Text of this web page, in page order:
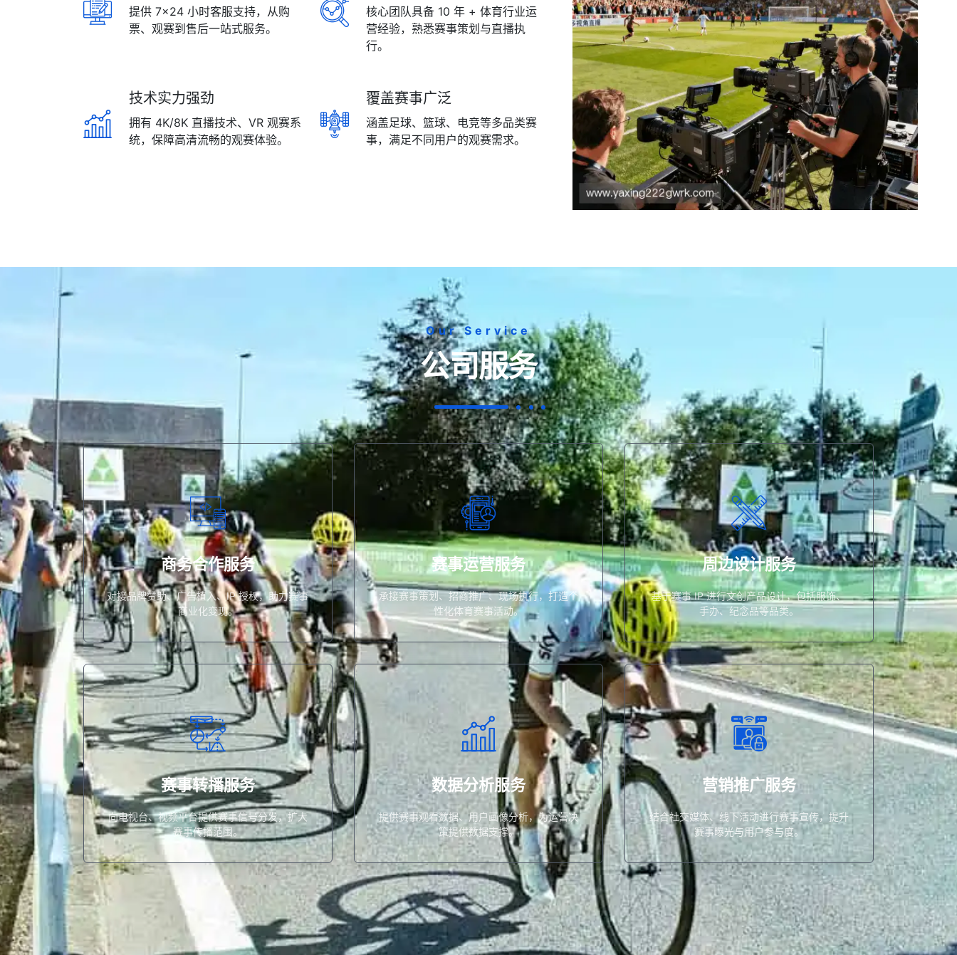
提供 7×24 小时客服支持，从购
票、观赛到售后一站式服务。
核心团队具备 10 年 + 体育行业运
营经验，熟悉赛事策划与直播执
行。
技术实力强劲
拥有 4K/8K 直播技术、VR 观赛系
统，保障高清流畅的观赛体验。
覆盖赛事广泛
涵盖足球、篮球、电竞等多品类赛
事，满足不同用户的观赛需求。
Our Service
公司服务
商务合作服务
对接品牌赞助、广告植入、IP 授权，助力赛事
商业化变现。
商务合作服务
对接品牌赞助、广告植入、IP 授权，助力赛事
商业化变现。
赛事运营服务
承接赛事策划、招商推广、现场执行，打造个
性化体育赛事活动。
赛事运营服务
承接赛事策划、招商推广、现场执行，打造个性
化体育赛事活动。
周边设计服务
基于赛事 IP 进行文创产品设计，包括服饰、
手办、纪念品等品类。
周边设计服务
基于赛事 IP 进行文创产品设计，包括服饰、手
办、纪念品等品类。
赛事转播服务
向电视台、视频平台提供赛事信号分发，扩大
赛事传播范围。
赛事转播服务
向电视台、视频平台提供赛事信号分发，扩大赛
事传播范围。
数据分析服务
提供赛事观看数据、用户画像分析，为运营决
策提供数据支撑。
数据分析服务
提供赛事观看数据、用户画像分析，为运营决策
提供数据支撑。
营销推广服务
结合社交媒体、线下活动进行赛事宣传，提升
赛事曝光与用户参与度。
营销推广服务
结合社交媒体、线下活动进行赛事宣传，提升赛
事曝光与用户参与度。